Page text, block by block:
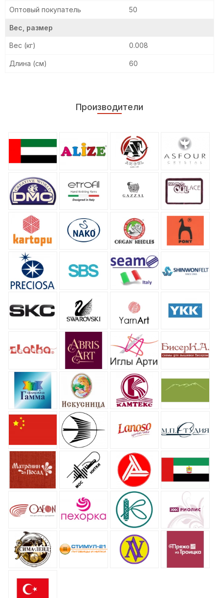
Оптовый покупатель 50
Вес, размер
Вес (кг) 0.008
Длина (см) 60
Производители